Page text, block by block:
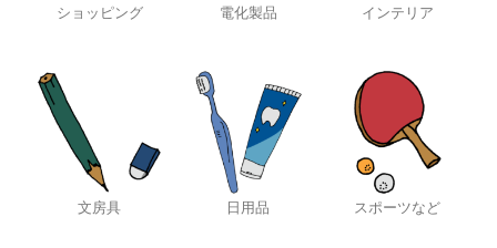
ショッピング 電化製品 インテリア
文房具 日用品 スポーツなど